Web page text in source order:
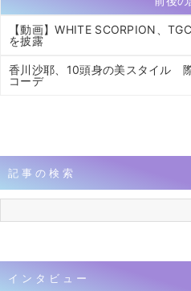
【動画】WHITE SCORPION、
を披露
香川沙耶、10頭身の美スタイル
コーデ
記事の検索
インタビュー